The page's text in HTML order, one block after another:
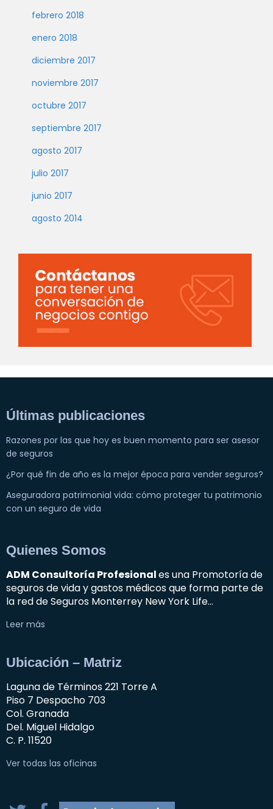
febrero 2018
enero 2018
diciembre 2017
noviembre 2017
octubre 2017
septiembre 2017
agosto 2017
julio 2017
junio 2017
agosto 2014
Últimas publicaciones
Razones por las que hoy es buen momento para ser asesor
de seguros
¿Por qué fin de año es la mejor época para vender seguros?
Aseguradora patrimonial vida: cómo proteger tu patrimonio
con un seguro de vida
Quienes Somos
ADM Consultoría Profesionales una Promotoría de
seguros de vida y gastos médicos que forma parte de
la red de Seguros Monterrey New York Life…
Leer más
Ubicación – Matriz
Laguna de Términos 221 Torre A
Piso 7 Despacho 703
Col. Granada
Del. Miguel Hidalgo
C. P. 11520
Ver todas las oficinas